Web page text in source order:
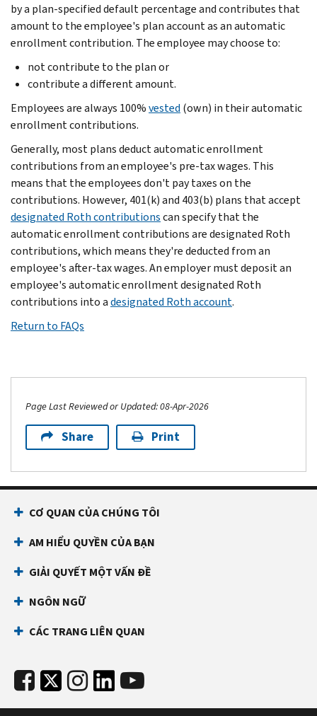
by a plan-specified default percentage and contributes that
amount to the employee's plan account as an automatic
enrollment contribution. The employee may choose to:
not contribute to the plan or
contribute a different amount.
Employees are always 100%vested (own) in their automatic
enrollment contributions.
Generally, most plans deduct automatic enrollment
contributions from an employee's pre-tax wages. This
means that the employees don't pay taxes on the
contributions. However, 401(k) and 403(b) plans that accept
designated Roth contributionscan specify that the
automatic enrollment contributions are designated Roth
contributions, which means they're deducted from an
employee's after-tax wages. An employer must deposit an
employee's automatic enrollment designated Roth
contributions into adesignated Roth account.
Return to FAQs
Page Last Reviewed or Updated: 08-Apr-2026
Share Print
CƠ QUAN CỦA CHÚNG TÔI
AM HIỂU QUYỀN CỦA BẠN
GIẢI QUYẾT MỘT VẤN ĐỀ
NGÔN NGỮ
CÁC TRANG LIÊN QUAN